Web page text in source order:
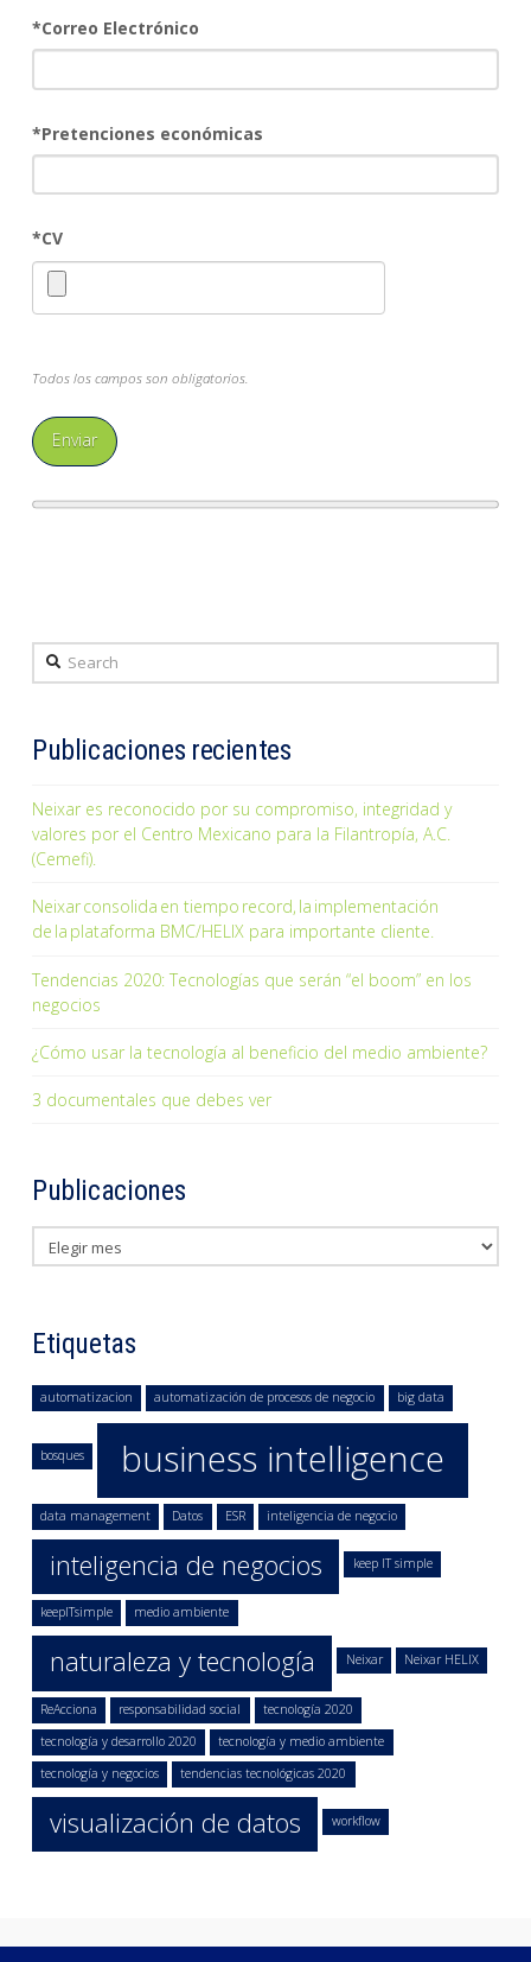
*Correo Electrónico
*Pretenciones económicas
*CV
Todos los campos son obligatorios.
Search
Publicaciones recientes
Neixar es reconocido por su compromiso, integridad y
valores por el Centro Mexicano para la Filantropía, A.C.
(Cemefi).
Neixar consolida en tiempo record, la implementación
de la plataforma BMC/HELIX para importante cliente.
Tendencias 2020: Tecnologías que serán “el boom” en los
negocios
¿Cómo usar la tecnología al beneficio del medio ambiente?
3 documentales que debes ver
Publicaciones
Publicaciones
Etiquetas
automatizacion automatización de procesos de negocio big data
bosques business intelligence
data management Datos ESR inteligencia de negocio
inteligencia de negocios keep IT simple
keepITsimple medio ambiente
naturaleza y tecnología Neixar Neixar HELIX
ReAcciona responsabilidad social
tecnología 2020
tecnología y desarrollo 2020
tecnología y medio ambiente
tecnología y negocios
tendencias tecnológicas 2020
visualización de datos workflow